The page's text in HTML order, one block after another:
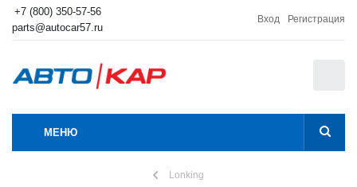
+7 (800) 350-57-56
parts@autocar57.ru
Вход Регистрация
МЕНЮ
Lonking